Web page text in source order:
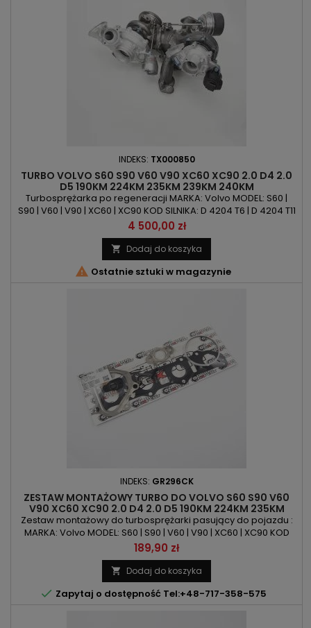
INDEKS: TX000850
TURBO VOLVO S60 S90 V60 V90 XC60 XC90 2.0 D4 2.0
D5 190KM 224KM 235KM 239KM 240KM
Turbosprężarka po regeneracji MARKA: Volvo MODEL: S60 |
S90 | V60 | V90 | XC60 | XC90 KOD SILNIKA: D 4204 T6 | D 4204 T11
| D 4204 T23 POJEMNOŚĆ: 1969ccm | 2.0 D4 | 2.0 D5 MOC:
190KM/140kW | 224KM/165kW | 235KM/173kW | 239KM/176kW |
240KM/177kW ROK PRODUKCJI: Od 2015r
Cena
4 500,00 zł
 Dodaj do koszyka
 Ostatnie sztuki w magazynie
INDEKS: GR296CK
ZESTAW MONTAŻOWY TURBO DO VOLVO S60 S90 V60
V90 XC60 XC90 2.0 D4 2.0 D5 190KM 224KM 235KM
239KM 240KM
Zestaw montażowy do turbosprężarki pasujący do pojazdu :
MARKA: Volvo MODEL: S60 | S90 | V60 | V90 | XC60 | XC90 KOD
SILNIKA: D 4204 T6 | D 4204 T11 | D 4204 T23 POJEMNOŚĆ:
1969ccm | 2.0 D4 | 2.0 D5 MOC: 190KM/140kW | 224KM/165kW |
235KM/173kW | 239KM/176kW | 240KM/177kW
Cena
189,90 zł
 Dodaj do koszyka
 Zapytaj o dostępność Tel:+48-717-358-575